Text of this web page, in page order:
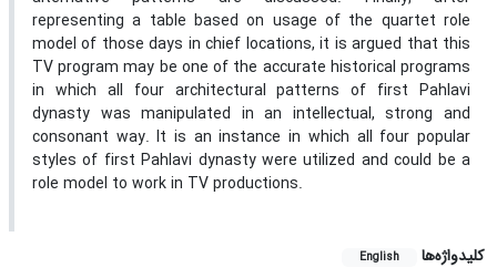
representing a table based on usage of the quartet role
model of those days in chief locations, it is argued that this
TV program may be one of the accurate historical programs
in which all four architectural patterns of first Pahlavi
dynasty was manipulated in an intellectual, strong and
consonant way. It is an instance in which all four popular
styles of first Pahlavi dynasty were utilized and could be a
role model to work in TV productions.
کلیدواژه‌ها English